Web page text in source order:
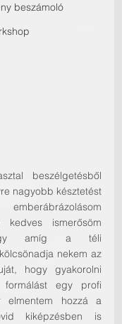
beszámoló
beszélgetésből
nagyobb késztetést
kedves ismerősöm
amíg a téli
nekem az
hogy gyakorolni
egy profi
elmentem hozzá a
kiképzésben is